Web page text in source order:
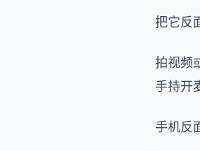
把它反
拍视频
手持开
手机反